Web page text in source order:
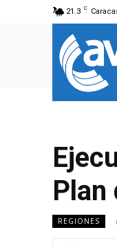
21.3 C
Plan
REGIONES